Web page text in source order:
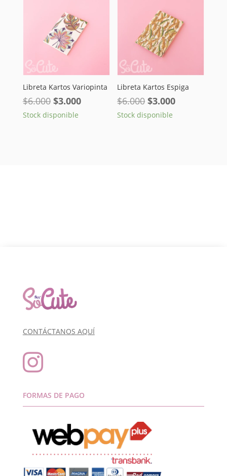
Libreta Kartos Variopinta
$6.000 El
precio
$3.000El
Stock disponible
Libreta Kartos Espiga
$6.000 El
precio
$3.000El
Stock disponible
CONTÁCTANOS AQUÍ

FORMAS DE PAGO